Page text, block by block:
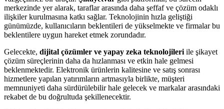
merkezinde yer alarak, taraflar arasında daha şeffaf ve çözüm odaklı
ilişkiler kurulmasına katkı sağlar. Teknolojinin hızla geliştiği
günümüzde, kullanıcıların beklentileri de yükselmekte ve firmalar bu
beklentilere uygun hareket etmek zorundadır.
Gelecekte, dijital çözümler ve yapay zeka teknolojileri ile şikayet
çözüm süreçlerinin daha da hızlanması ve etkin hale gelmesi
beklenmektedir. Elektronik ürünlerin kalitesine ve satış sonrası
hizmetlere yapılan yatırımların artmasıyla birlikte, müşteri
memnuniyeti daha sürdürülebilir hale gelecek ve markalar arasındaki
rekabet de bu doğrultuda şekillenecektir.